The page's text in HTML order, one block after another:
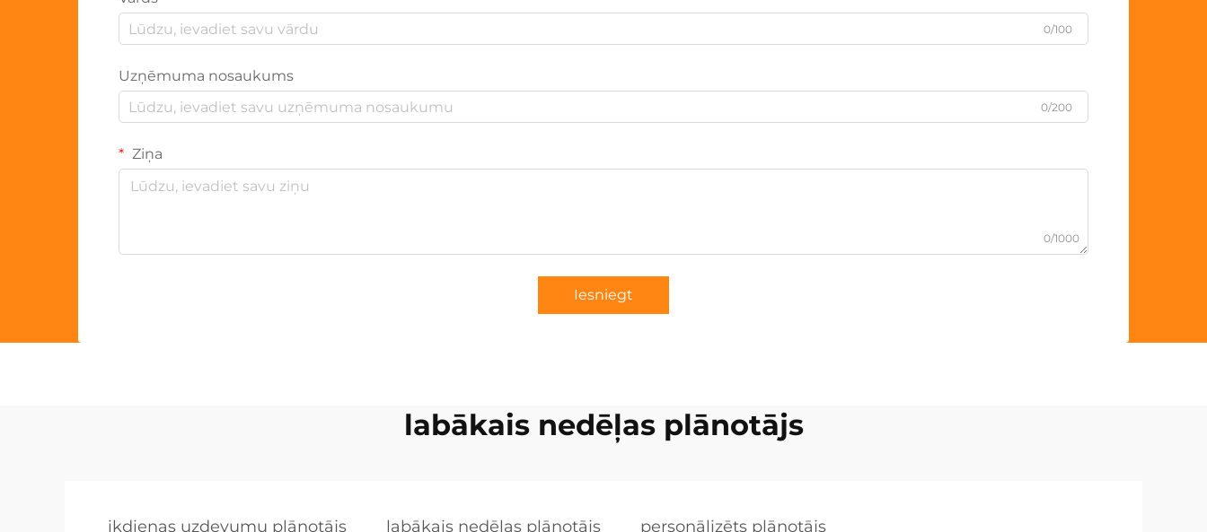
0/100
Uzņēmuma nosaukums
0/200
Ziņa
0/1000
Iesniegt
labākais nedēļas plānotājs
ikdienas uzdevumu plānotājs labākais nedēļas plānotājs personālizēts plānotājs